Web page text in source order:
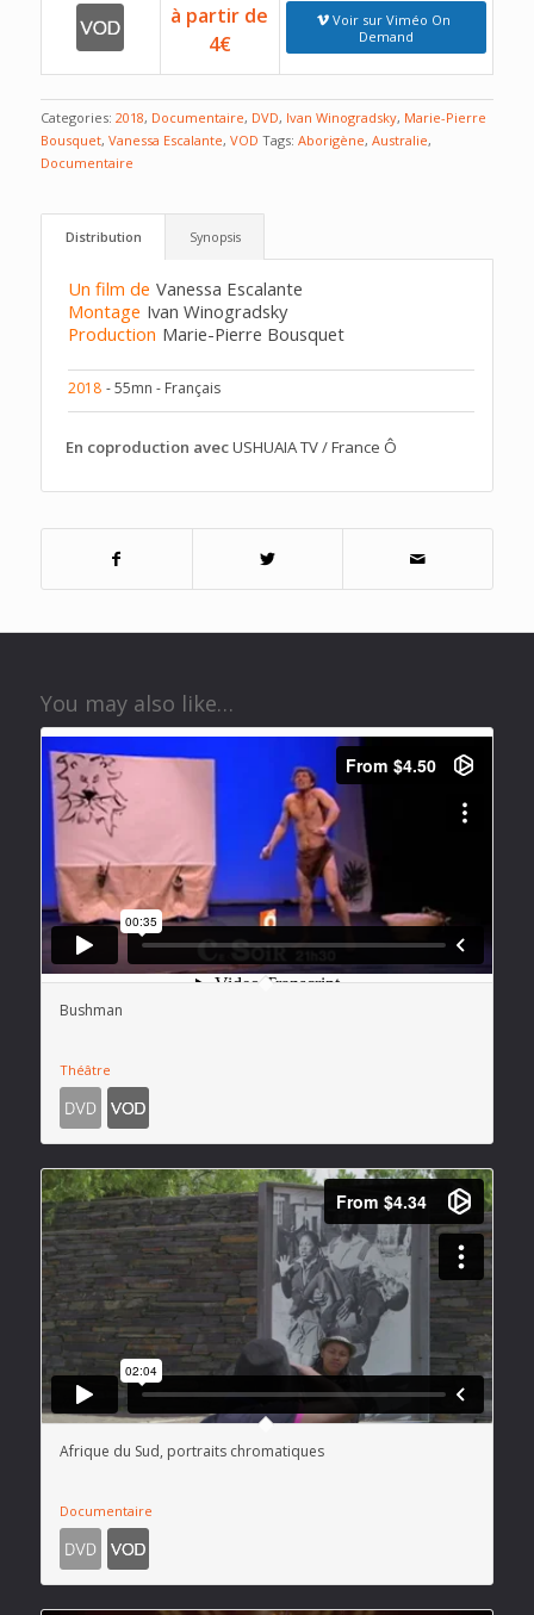
à partir de
4€
Voir sur Viméo On
Demand
Categories: 2018, Documentaire, DVD, Ivan Winogradsky, Marie-Pierre
Bousquet, Vanessa Escalante, VOD Tags: Aborigène, Australie,
Documentaire
Distribution Synopsis
Un film de Vanessa Escalante
Montage Ivan Winogradsky
Production Marie-Pierre Bousquet
2018 - 55mn - Français
En coproduction avecUSHUAIA TV / France Ô
You may also like…
Bushman
Théâtre
Afrique du Sud, portraits chromatiques
Documentaire